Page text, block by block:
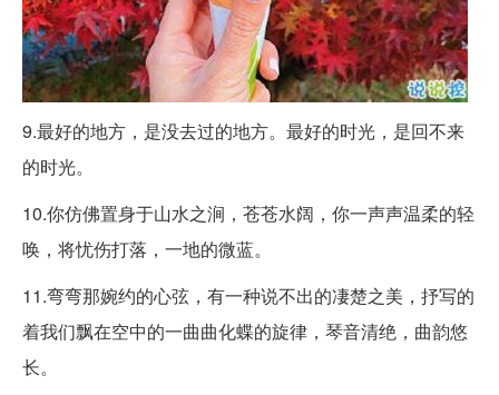
9.最好的地方，是没去过的地方。最好的时光，是回不来
的时光。
10.你仿佛置身于山水之涧，苍苍水阔，你一声声温柔的轻
唤，将忧伤打落，一地的微蓝。
11.弯弯那婉约的心弦，有一种说不出的凄楚之美，抒写的
着我们飘在空中的一曲曲化蝶的旋律，琴音清绝，曲韵悠
长。